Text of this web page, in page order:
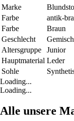
Marke
Farbe
antik-
Farbe
Braun
Geschlecht
Altersgruppe
Junior
Hauptmaterial Leder
Sohle
Loading...
Loading...
Alle unsere